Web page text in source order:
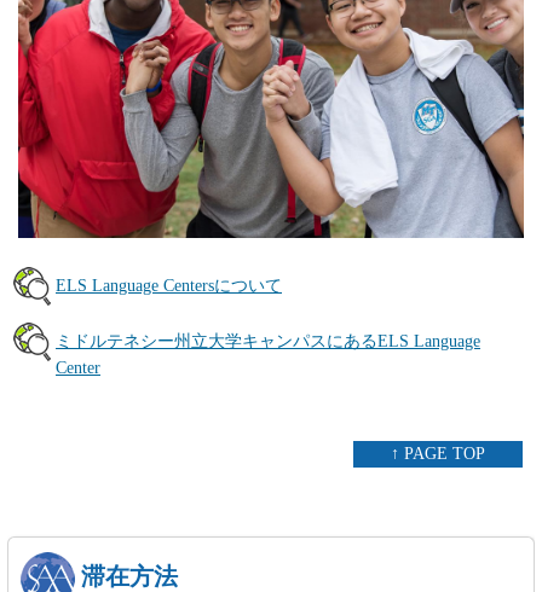
ELS Language Centersについて
ミドルテネシー州立大学キャンパスにあるELS Language
Center
↑ PAGE TOP
滞在方法